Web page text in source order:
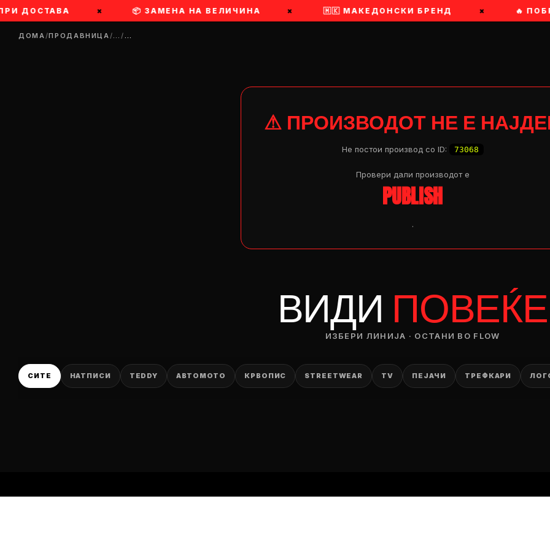
ДОСТАВА × 📦 ЗАМЕНА НА ВЕЛИЧИНА × 🇲🇰 МАКЕДОНСКИ БРЕНД × 🔥
ДОМА/ПРОДАВНИЦА/…/…
⚠ ПРОИЗВОДОТ НЕ Е
Не постои производ со ID: 73068
Провери дали производот e
PUBLISH
.
ВИДИ ПОВЕЌЕ
ИЗБЕРИ ЛИНИЈА · ОСТАНИ ВО FLOW
СИТЕ НАТПИСИ TEDDY АВТОМОТО КРВОПИС STREETWEAR TV ПЕЈАЧИ ТРЕФКАРИ
— ден
ПЛАТИ ПРИ ДОСТАВА ВО КЕШ